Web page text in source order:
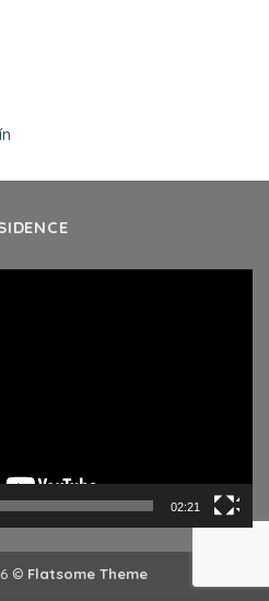
02:21
© Flatsome Theme